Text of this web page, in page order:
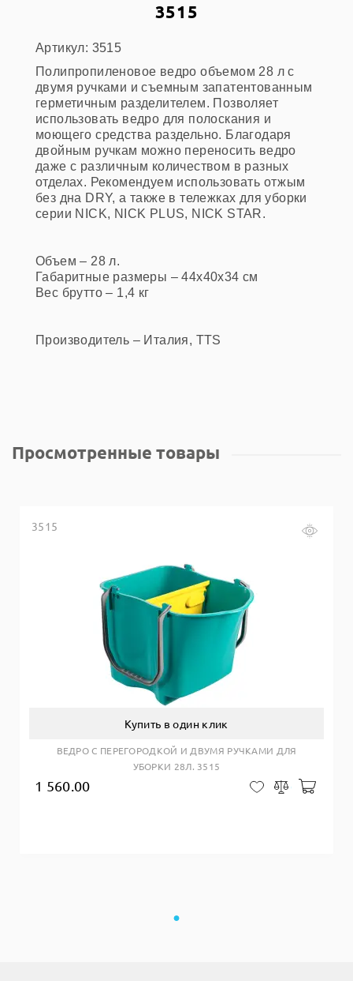
3515
Артикул: 3515
Полипропиленовое ведро объемом 28 л с
двумя ручками и съемным запатентованным
герметичным разделителем. Позволяет
использовать ведро для полоскания и
моющего средства раздельно. Благодаря
двойным ручкам можно переносить ведро
даже с различным количеством в разных
отделах. Рекомендуем использовать отжым
без дна DRY, а также в тележках для уборки
серии NICK, NICK PLUS, NICK STAR.
Объем – 28 л.
Габаритные размеры – 44х40х34 см
Вес брутто – 1,4 кг
Производитель – Италия, TTS
Просмотренные товары
3515
Купить в один клик
ВЕДРО С ПЕРЕГОРОДКОЙ И ДВУМЯ РУЧКАМИ ДЛЯ
УБОРКИ 28Л. 3515
1 560.00 В закладки
Сравнить